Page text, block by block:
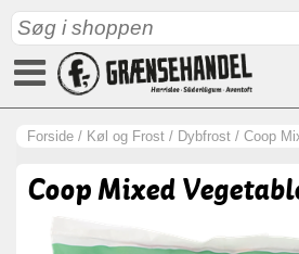
Forside / Køl og Frost / Dybfrost / Coop
Coop Mixed